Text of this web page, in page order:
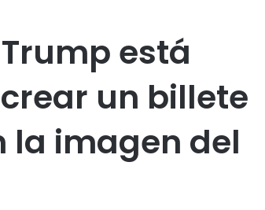
está
un billete
la imagen del